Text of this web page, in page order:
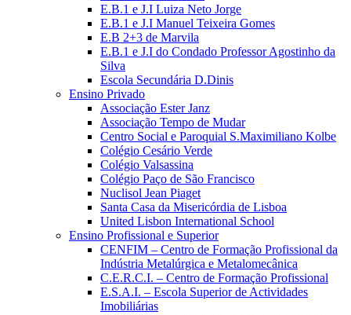
E.B.1 e J.I Luiza Neto Jorge
E.B.1 e J.I Manuel Teixeira Gomes
E.B 2+3 de Marvila
E.B.1 e J.I do Condado Professor Agostinho da
Silva
Escola Secundária D.Dinis
Ensino Privado
Associação Ester Janz
Associação Tempo de Mudar
Centro Social e Paroquial S.Maximiliano Kolbe
Colégio Cesário Verde
Colégio Valsassina
Colégio Paço de São Francisco
Nuclisol Jean Piaget
Santa Casa da Misericórdia de Lisboa
United Lisbon International School
Ensino Profissional e Superior
CENFIM – Centro de Formação Profissional da
Indústria Metalúrgica e Metalomecânica
C.E.R.C.I. – Centro de Formação Profissional
E.S.A.I. – Escola Superior de Actividades
Imobiliárias